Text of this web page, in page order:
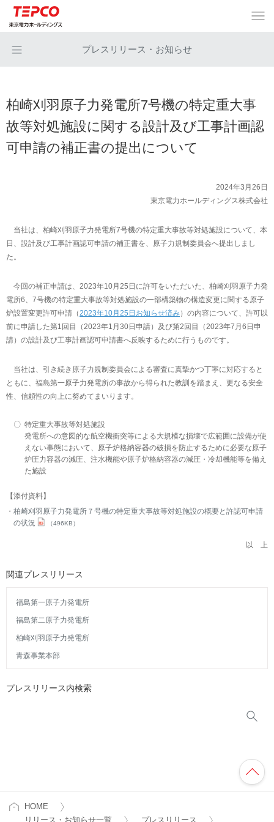
プレスリリース・お知らせ
柏崎刈羽原子力発電所7号機の特定重大事
故等対処施設に関する設計及び工事計画認
可申請の補正書の提出について
2024年3月26日
東京電力ホールディングス株式会社
当社は、柏崎刈羽原子力発電所7号機の特定重大事故等対処施設について、本
日、設計及び工事計画認可申請の補正書を、原子力規制委員会へ提出しまし
た。
今回の補正申請は、2023年10月25日に許可をいただいた、柏崎刈羽原子力発
電所6、7号機の特定重大事故等対処施設の一部構築物の構造変更に関する原子
炉設置変更許可申請（2023年10月25日お知らせ済み）の内容について、許可以
前に申請した第1回目（2023年1月30日申請）及び第2回目（2023年7月6日申
請）の設計及び工事計画認可申請書へ反映するために行うものです。
当社は、引き続き原子力規制委員会による審査に真摯かつ丁寧に対応すると
ともに、福島第一原子力発電所の事故から得られた教訓を踏まえ、更なる安全
性、信頼性の向上に努めてまいります。
〇 特定重大事故等対処施設
発電所への意図的な航空機衝突等による大規模な損壊で広範囲に設備が使
えない事態において、原子炉格納容器の破損を防止するために必要な原子
炉圧力容器の減圧、注水機能や原子炉格納容器の減圧・冷却機能等を備え
た施設
【添付資料】
柏崎刈羽原子力発電所７号機の特定重大事故等対処施設の概要と許認可申請
の状況
（496KB）
以 上
関連プレスリリース
福島第一原子力発電所
福島第二原子力発電所
柏崎刈羽原子力発電所
青森事業本部
プレスリリース内検索
HOME
リリース・お知らせ一覧
プレスリリース